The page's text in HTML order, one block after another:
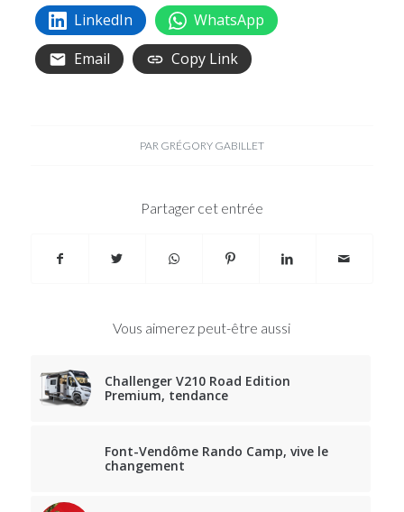
LinkedIn
WhatsApp
Email
Copy Link
PAR GRÉGORY GABILLET
Partager cet entrée
Vous aimerez peut-être aussi
Challenger V210 Road Edition
Premium, tendance
Font-Vendôme Rando Camp, vive le
changement